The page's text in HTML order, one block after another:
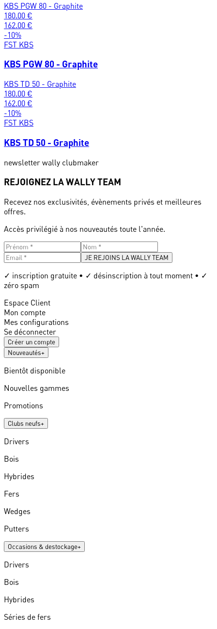
KBS PGW 80 - Graphite
180.00 €
162.00 €
-10%
FST KBS
KBS PGW 80 - Graphite
KBS TD 50 - Graphite
180.00 €
162.00 €
-10%
FST KBS
KBS TD 50 - Graphite
newsletter wally clubmaker
REJOIGNEZ LA WALLY TEAM
Recevez nos exclusivités, évènements privés et meilleures
offres.
Accès privilégié à nos nouveautés toute l'année.
JE REJOINS LA WALLY TEAM
✓ inscription gratuite • ✓ désinscription à tout moment • ✓
zéro spam
Espace Client
Mon compte
Mes configurations
Se déconnecter
Créer un compte
Nouveautés+
Bientôt disponible
Nouvelles gammes
Promotions
Clubs neufs+
Drivers
Bois
Hybrides
Fers
Wedges
Putters
Occasions & destockage+
Drivers
Bois
Hybrides
Séries de fers